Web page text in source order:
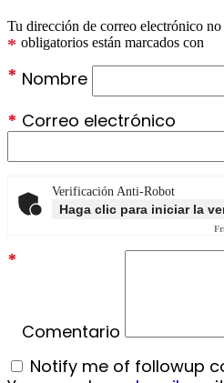
Tu dirección de correo electrónico no
obligatorios están marcados con
*
Nombre
*
Correo electrónico
*
Verificación Anti-Robot
Haga clic para iniciar la
Comentario
*
Notify me of followup